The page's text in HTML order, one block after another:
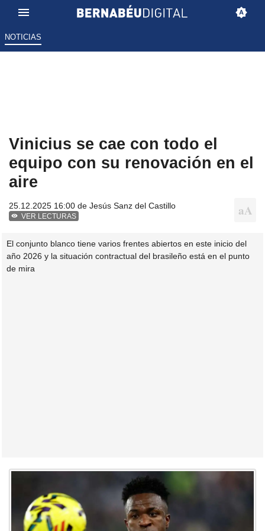
NOTICIAS
Vinicius se cae con todo el
equipo con su renovación en el
aire
25.12.2025 16:00 de Jesús Sanz del Castillo
VER LECTURAS
El conjunto blanco tiene varios frentes abiertos en este inicio del
año 2026 y la situación contractual del brasileño está en el punto
de mira